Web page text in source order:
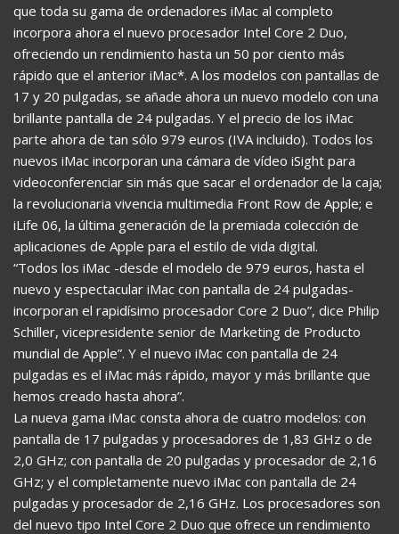
que toda su gama de ordenadores iMac al completo
incorpora ahora el nuevo procesador Intel Core 2 Duo,
ofreciendo un rendimiento hasta un 50 por ciento más
rápido que el anterior iMac*. A los modelos con pantallas de
17 y 20 pulgadas, se añade ahora un nuevo modelo con una
brillante pantalla de 24 pulgadas. Y el precio de los iMac
parte ahora de tan sólo 979 euros (IVA incluido). Todos los
nuevos iMac incorporan una cámara de vídeo iSight para
videoconferenciar sin más que sacar el ordenador de la caja;
la revolucionaria vivencia multimedia Front Row de Apple; e
iLife 06, la última generación de la premiada colección de
aplicaciones de Apple para el estilo de vida digital.
“Todos los iMac -desde el modelo de 979 euros, hasta el
nuevo y espectacular iMac con pantalla de 24 pulgadas-
incorporan el rapidísimo procesador Core 2 Duo”, dice Philip
Schiller, vicepresidente senior de Marketing de Producto
mundial de Apple”. Y el nuevo iMac con pantalla de 24
pulgadas es el iMac más rápido, mayor y más brillante que
hemos creado hasta ahora”.
La nueva gama iMac consta ahora de cuatro modelos: con
pantalla de 17 pulgadas y procesadores de 1,83 GHz o de
2,0 GHz; con pantalla de 20 pulgadas y procesador de 2,16
GHz; y el completamente nuevo iMac con pantalla de 24
pulgadas y procesador de 2,16 GHz. Los procesadores son
del nuevo tipo Intel Core 2 Duo que ofrece un rendimiento